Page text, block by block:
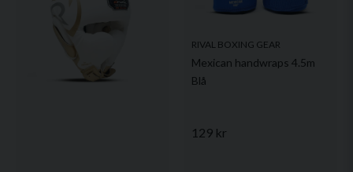
RIVAL BOXING GEAR
Mexican handwraps 4.5m
Blå
129 kr